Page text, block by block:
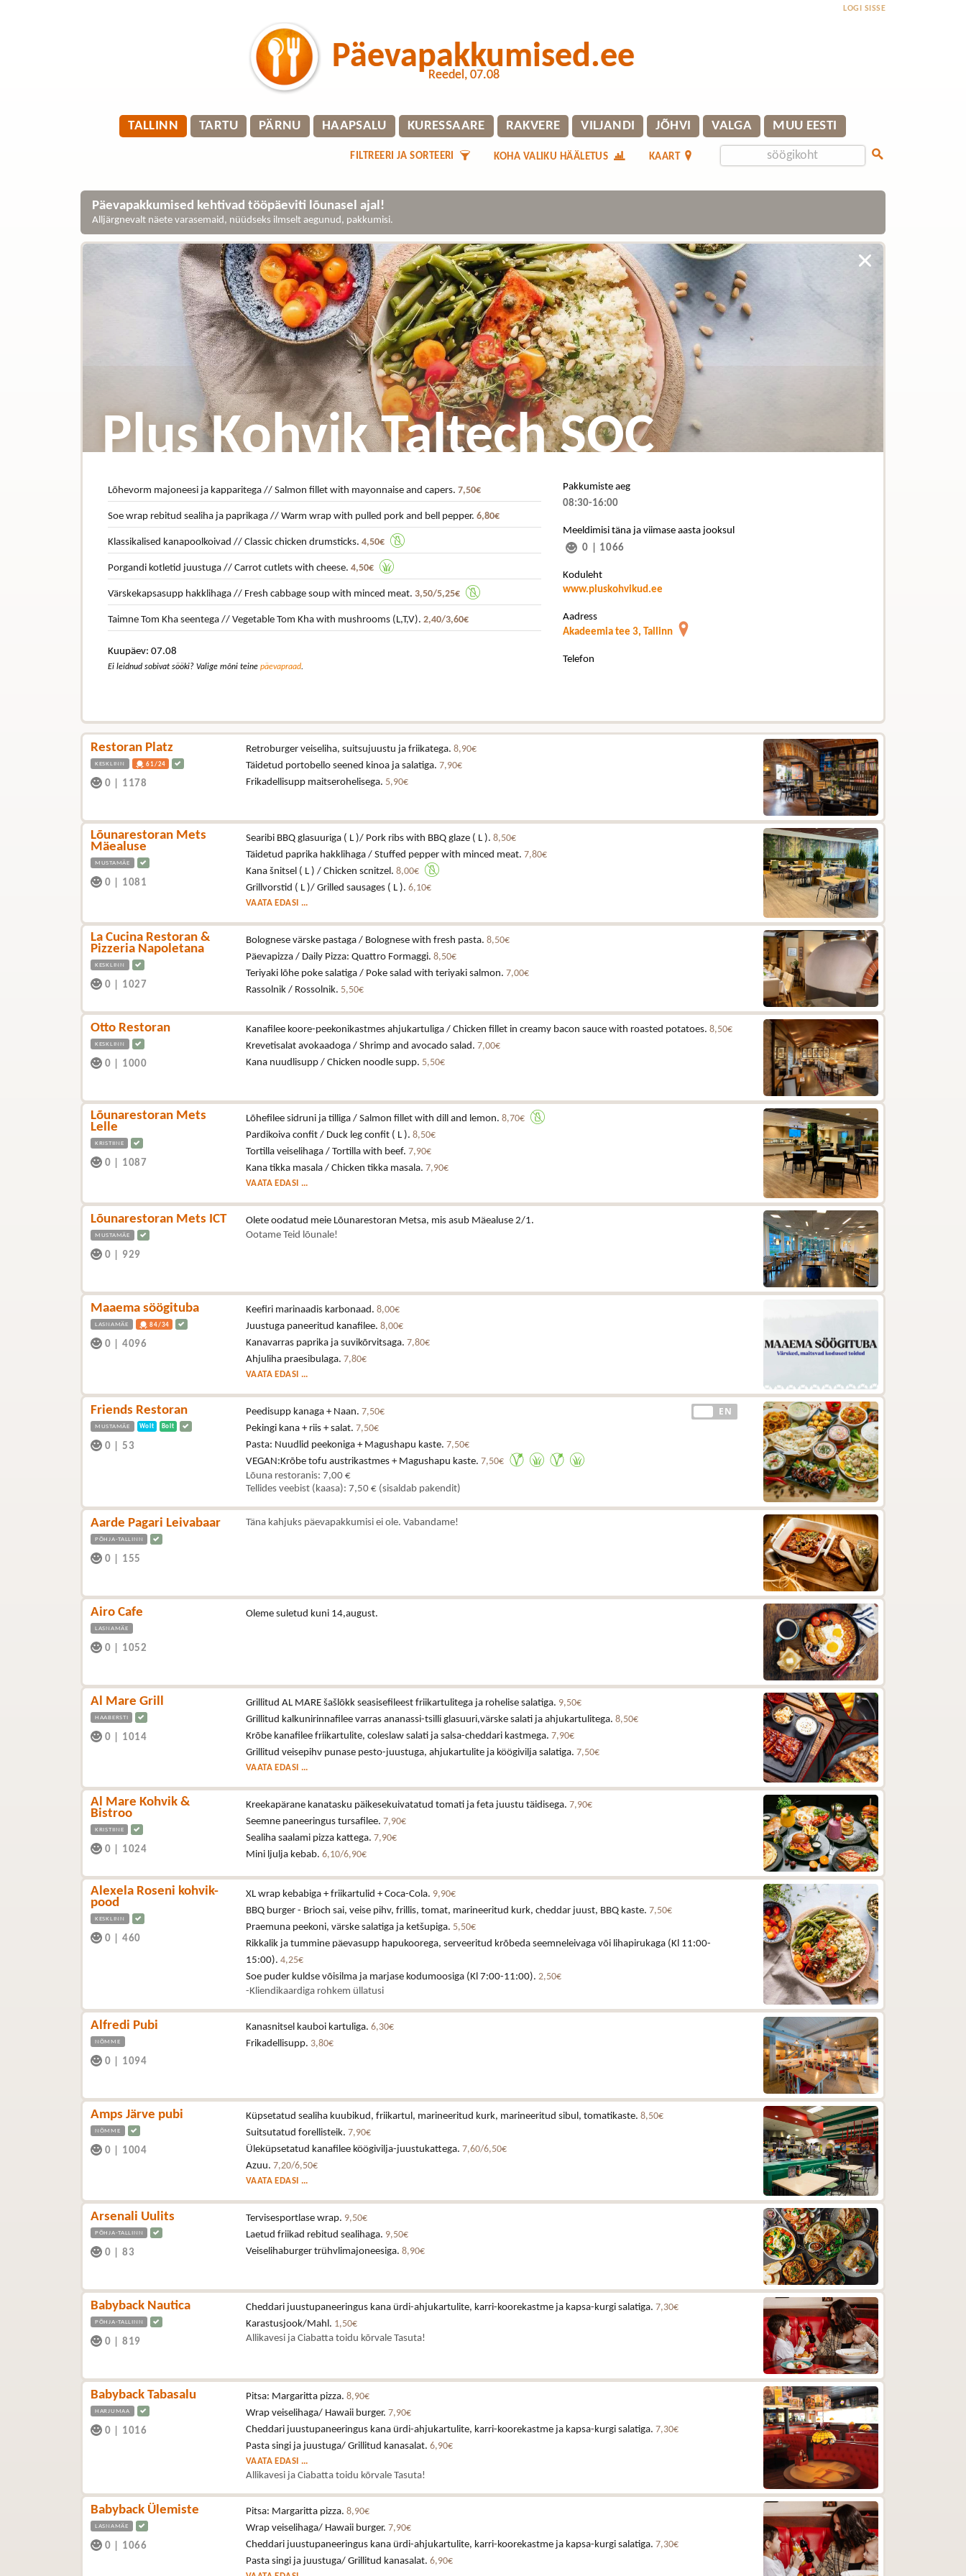
LOGI SISSE
Päevapakkumised.ee
Reedel, 07.08
TALLINN TARTU PÄRNU HAAPSALU KURESSAARE RAKVERE VILJANDI JÕHVI VALGA MUU EESTI
KAART
KOHA VALIKU HÄÄLETUS
FILTREERI JA SORTEERI
Päevapakkumised kehtivad tööpäeviti lõunasel ajal!
Alljärgnevalt näete varasemaid, nüüdseks ilmselt aegunud, pakkumisi.
Plus Kohvik Taltech SOC
Lõhevorm majoneesi ja kapparitega // Salmon fillet with mayonnaise and capers. 7,50€
Soe wrap rebitud sealiha ja paprikaga // Warm wrap with pulled pork and bell pepper. 6,80€
Klassikalised kanapoolkoivad // Classic chicken drumsticks. 4,50€
Porgandi kotletid juustuga // Carrot cutlets with cheese. 4,50€
Värskekapsasupp hakklihaga // Fresh cabbage soup with minced meat. 3,50/5,25€
Taimne Tom Kha seentega // Vegetable Tom Kha with mushrooms (L,T,V). 2,40/3,60€
Kuupäev: 07.08
Ei leidnud sobivat sööki? Valige mõni teine päevapraad.
Pakkumiste aeg
08:30-16:00
Meeldimisi täna ja viimase aasta jooksul
0
1066
Koduleht
www.pluskohvikud.ee
Aadress
Akadeemia tee 3, Tallinn
Telefon
Restoran Platz
KESKLINN 61/24
0 1178
Retroburger veiseliha, suitsujuustu ja friikatega. 8,90€
Täidetud portobello seened kinoa ja salatiga. 7,90€
Frikadellisupp maitserohelisega. 5,90€
Lõunarestoran Mets
Mäealuse
MUSTAMÄE
0 1081
Searibi BBQ glasuuriga ( L )/ Pork ribs with BBQ glaze ( L ). 8,50€
Täidetud paprika hakklihaga / Stuffed pepper with minced meat. 7,80€
Kana šnitsel ( L ) / Chicken scnitzel. 8,00€
Grillvorstid ( L )/ Grilled sausages ( L ). 6,10€
VAATA EDASI ...
La Cucina Restoran &
Pizzeria Napoletana
KESKLINN
0 1027
Bolognese värske pastaga / Bolognese with fresh pasta. 8,50€
Päevapizza / Daily Pizza: Quattro Formaggi. 8,50€
Teriyaki lõhe poke salatiga / Poke salad with teriyaki salmon. 7,00€
Rassolnik / Rossolnik. 5,50€
Otto Restoran
KESKLINN
0 1000
Kanafilee koore-peekonikastmes ahjukartuliga / Chicken fillet in creamy bacon sauce with roasted potatoes. 8,50€
Krevetisalat avokaadoga / Shrimp and avocado salad. 7,00€
Kana nuudlisupp / Chicken noodle supp. 5,50€
Lõunarestoran Mets
Lelle
KRISTIINE
0 1087
Lõhefilee sidruni ja tilliga / Salmon fillet with dill and lemon. 8,70€
Pardikoiva confit / Duck leg confit ( L ). 8,50€
Tortilla veiselihaga / Tortilla with beef. 7,90€
Kana tikka masala / Chicken tikka masala. 7,90€
VAATA EDASI ...
Lõunarestoran Mets ICT
MUSTAMÄE
0 929
Olete oodatud meie Lõunarestoran Metsa, mis asub Mäealuse 2/1.
Ootame Teid lõunale!
Maaema söögituba
LASNAMÄE 84/34
0 4096
Keefiri marinaadis karbonaad. 8,00€
Juustuga paneeritud kanafilee. 8,00€
Kanavarras paprika ja suvikõrvitsaga. 7,80€
Ahjuliha praesibulaga. 7,80€
VAATA EDASI ...
Friends Restoran
MUSTAMÄE Wolt Bolt
0 53
EN
Peedisupp kanaga + Naan. 7,50€
Pekingi kana + riis + salat. 7,50€
Pasta: Nuudlid peekoniga + Magushapu kaste. 7,50€
VEGAN:Krõbe tofu austrikastmes + Magushapu kaste. 7,50€
Lõuna restoranis: 7,00 €
Tellides veebist (kaasa): 7,50 € (sisaldab pakendit)
Aarde Pagari Leivabaar
PÕHJA-TALLINN
0 155
Täna kahjuks päevapakkumisi ei ole. Vabandame!
Airo Cafe
LASNAMÄE
0 1052
Oleme suletud kuni 14,august.
Al Mare Grill
HAABERSTI
0 1014
Grillitud AL MARE šašlõkk seasisefileest friikartulitega ja rohelise salatiga. 9,50€
Grillitud kalkunirinnafilee varras ananassi-tsilli glasuuri,värske salati ja ahjukartulitega. 8,50€
Krõbe kanafilee friikartulite, coleslaw salati ja salsa-cheddari kastmega. 7,90€
Grillitud veisepihv punase pesto-juustuga, ahjukartulite ja köögivilja salatiga. 7,50€
VAATA EDASI ...
Al Mare Kohvik &
Bistroo
KRISTIINE
0 1024
Kreekapärane kanatasku päikesekuivatatud tomati ja feta juustu täidisega. 7,90€
Seemne paneeringus tursafilee. 7,90€
Sealiha saalami pizza kattega. 7,90€
Mini ljulja kebab. 6,10/6,90€
Alexela Roseni kohvik-
pood
KESKLINN
0 460
XL wrap kebabiga + friikartulid + Coca-Cola. 9,90€
BBQ burger - Brioch sai, veise pihv, frillis, tomat, marineeritud kurk, cheddar juust, BBQ kaste. 7,50€
Praemuna peekoni, värske salatiga ja ketšupiga. 5,50€
Rikkalik ja tummine päevasupp hapukoorega, serveeritud krõbeda seemneleivaga või lihapirukaga (Kl 11:00-
15:00). 4,25€
Soe puder kuldse võisilma ja marjase kodumoosiga (Kl 7:00-11:00). 2,50€
-Kliendikaardiga rohkem üllatusi
Alfredi Pubi
NÕMME
0 1094
Kanasnitsel kauboi kartuliga. 6,30€
Frikadellisupp. 3,80€
Amps Järve pubi
NÕMME
0 1004
Küpsetatud sealiha kuubikud, friikartul, marineeritud kurk, marineeritud sibul, tomatikaste. 8,50€
Suitsutatud forellisteik. 7,90€
Üleküpsetatud kanafilee köögivilja-juustukattega. 7,60/6,50€
Azuu. 7,20/6,50€
VAATA EDASI ...
Arsenali Uulits
PÕHJA-TALLINN
0 83
Tervisesportlase wrap. 9,50€
Laetud friikad rebitud sealihaga. 9,50€
Veiselihaburger trühvlimajoneesiga. 8,90€
Babyback Nautica
PÕHJA-TALLINN
0 819
Cheddari juustupaneeringus kana ürdi-ahjukartulite, karri-koorekastme ja kapsa-kurgi salatiga. 7,30€
Karastusjook/Mahl. 1,50€
Allikavesi ja Ciabatta toidu kõrvale Tasuta!
Babyback Tabasalu
HARJUMAA
0 1016
Pitsa: Margaritta pizza. 8,90€
Wrap veiselihaga/ Hawaii burger. 7,90€
Cheddari juustupaneeringus kana ürdi-ahjukartulite, karri-koorekastme ja kapsa-kurgi salatiga. 7,30€
Pasta singi ja juustuga/ Grillitud kanasalat. 6,90€
VAATA EDASI ...
Allikavesi ja Ciabatta toidu kõrvale Tasuta!
Babyback Ülemiste
LASNAMÄE
0 1066
Pitsa: Margaritta pizza. 8,90€
Wrap veiselihaga/ Hawaii burger. 7,90€
Cheddari juustupaneeringus kana ürdi-ahjukartulite, karri-koorekastme ja kapsa-kurgi salatiga. 7,30€
Pasta singi ja juustuga/ Grillitud kanasalat. 6,90€